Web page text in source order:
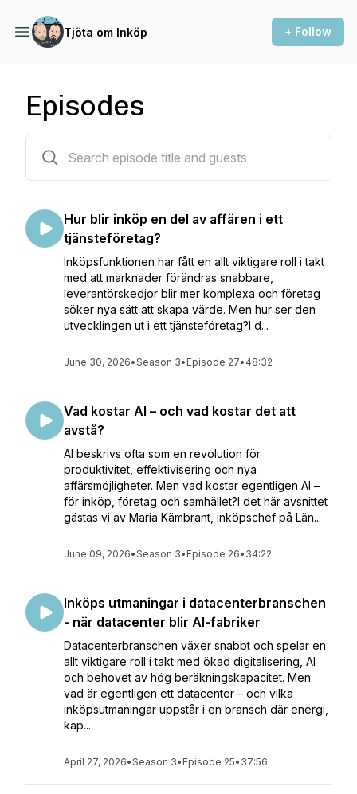
Tjöta om Inköp + Follow
Episodes
Hur blir inköp en del av affären i ett
tjänsteföretag?
Inköpsfunktionen har fått en allt viktigare roll i takt
med att marknader förändras snabbare,
leverantörskedjor blir mer komplexa och företag
söker nya sätt att skapa värde. Men hur ser den
utvecklingen ut i ett tjänsteföretag?I d...
June 30, 2026•Season 3• Episode 27• 48:32
Vad kostar AI – och vad kostar det att
avstå?
AI beskrivs ofta som en revolution för
produktivitet, effektivisering och nya
affärsmöjligheter. Men vad kostar egentligen AI –
för inköp, företag och samhället?I det här avsnittet
gästas vi av Maria Kämbrant, inköpschef på Län...
June 09, 2026•Season 3• Episode 26• 34:22
Inköps utmaningar i datacenterbranschen
- när datacenter blir AI-fabriker
Datacenterbranschen växer snabbt och spelar en
allt viktigare roll i takt med ökad digitalisering, AI
och behovet av hög beräkningskapacitet. Men
vad är egentligen ett datacenter – och vilka
inköpsutmaningar uppstår i en bransch där energi,
kap...
April 27, 2026•Season 3• Episode 25• 37:56